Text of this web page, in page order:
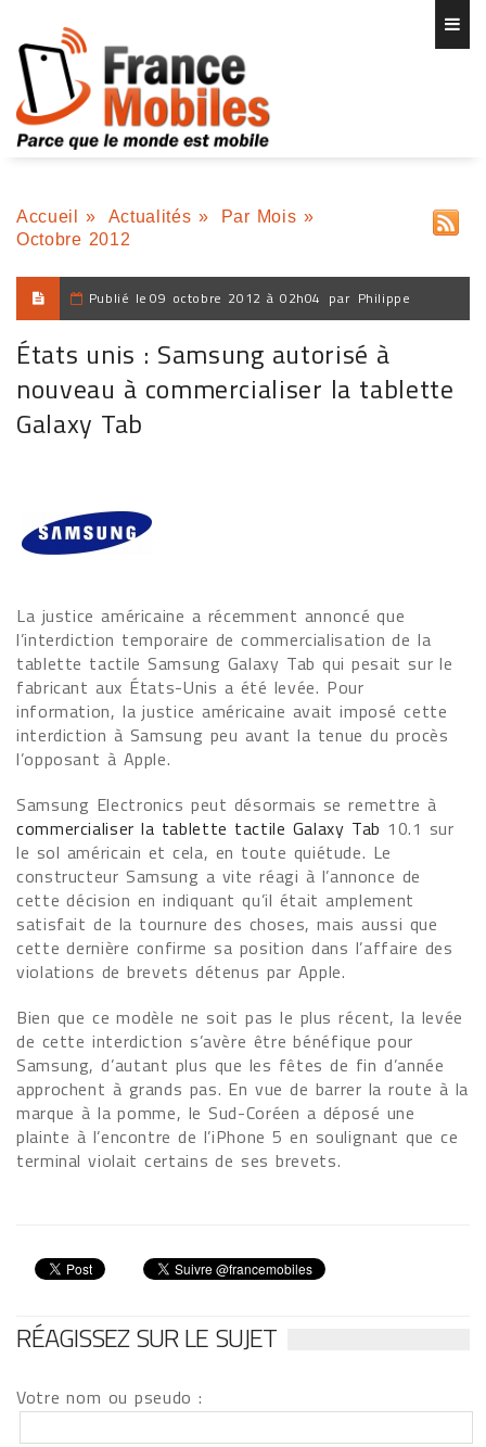
Accueil » Actualités » Par Mois »
Octobre 2012
Publié le 09 octobre 2012 à 02h04 par Philippe
États unis : Samsung autorisé à
nouveau à commercialiser la tablette
Galaxy Tab
La justice américaine a récemment annoncé que
l’interdiction temporaire de commercialisation de la
tablette tactile Samsung Galaxy Tab qui pesait sur le
fabricant aux États-Unis a été levée. Pour
information, la justice américaine avait imposé cette
interdiction à Samsung peu avant la tenue du procès
l’opposant à Apple.
Samsung Electronics peut désormais se remettre à
commercialiser la tablette tactile Galaxy Tab 10.1 sur
le sol américain et cela, en toute quiétude. Le
constructeur Samsung a vite réagi à l’annonce de
cette décision en indiquant qu’il était amplement
satisfait de la tournure des choses, mais aussi que
cette dernière confirme sa position dans l’affaire des
violations de brevets détenus par Apple.
Bien que ce modèle ne soit pas le plus récent, la levée
de cette interdiction s’avère être bénéfique pour
Samsung, d’autant plus que les fêtes de fin d’année
approchent à grands pas. En vue de barrer la route à la
marque à la pomme, le Sud-Coréen a déposé une
plainte à l’encontre de l’iPhone 5 en soulignant que ce
terminal violait certains de ses brevets.
RÉAGISSEZ SUR LE SUJET
Votre nom ou pseudo :